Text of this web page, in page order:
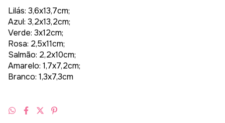
Lilás: 3,6x13,7cm;
Azul: 3,2x13,2cm;
Verde: 3x12cm;
Rosa: 2,5x11cm;
Salmão: 2,2x10cm;
Amarelo: 1,7x7,2cm;
Branco: 1,3x7,3cm